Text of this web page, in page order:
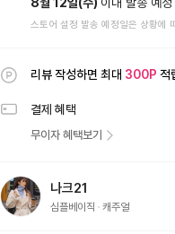
스토어 설정 발송 예정일은 상황에
리뷰 작성하면 최대 300P 적
결제 혜택
무이자 혜택보기
나크21
심플베이직 캐주얼